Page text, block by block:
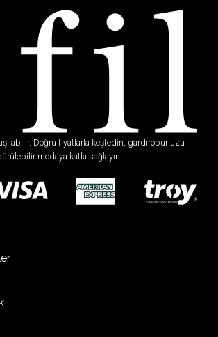
Doğru fiyatlarla keşfedin, gardırobunuzu
modaya katkı sağlayın.